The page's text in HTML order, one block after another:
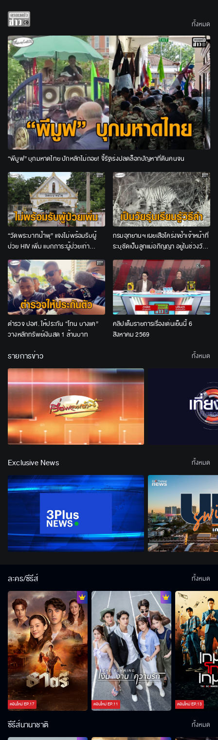
“พีมูฟ” บุกมหาดไทย ปักหลักไม่ถอย! จี้รัฐเร่งปลดล็อกปัญหาที่ดินคนจน
“วัดพระบาทน้ำพุ” แจงไม่พร้อมรับผู้
ป่วย HIV เพิ่ม แบกภาระผู้ป่วยเก่า
จนท.อีกกว่า 200 ชีวิต
กรมอุทยานฯ เผยเสือโคร่งขย้ำเจ้าหน้าที่
ระบุชัดเป็นลูกแม่อภิญญา อยู่ในช่วงวัย
รุ่น ชี้ไม่เข้าข่าย “เสือกินคน”
ตำรวจ ปอศ. ให้ประกัน “โทน บางแค”
วางหลักทรัพย์เงินสด 1 ล้านบาท
คลิปเต็มรายการเรื่องเด่นเย็นนี้ 6
สิงหาคม 2569
ทั้งหมด
รายการข่าว ทั้งหมด
Exclusive News ทั้งหมด
ละคร/ซีรีส์
ตอนใหม่EP.17 ตอนใหม่EP.11 ตอนใหม่EP.13
ทั้งหมด
ซีรีส์นานาชาติ ทั้งหมด